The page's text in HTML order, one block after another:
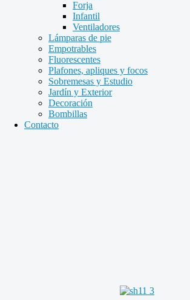
Forja
Infantil
Ventiladores
Lámparas de pie
Empotrables
Fluorescentes
Plafones, apliques y focos
Sobremesas y Estudio
Jardín y Exterior
Decoración
Bombillas
Contacto